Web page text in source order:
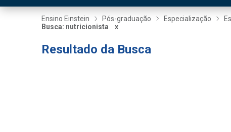
Ensino Einstein Pós-graduação Especialização
Busca: nutricionista
x
Resultado da Busca